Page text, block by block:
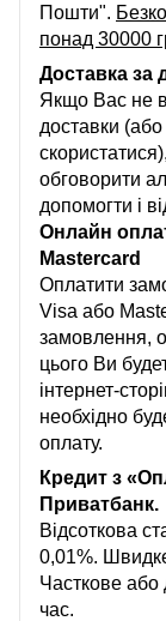
Пошти".
понад 30000
Доставка за
Якщо Вас не
доставки
обговорити
допомогти і
Онлайн
Mastercard
Оплатити
Visa або
замовлення,
цього Ви
інтернет-
необхідно
оплату.
Кредит з
Приватбанк.
Відсоткова
0,01%.
Часткове або
час.